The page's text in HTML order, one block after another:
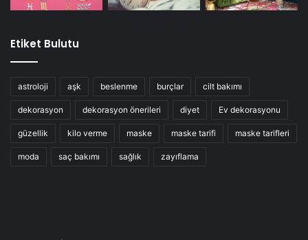
Etiket Bulutu
astroloji aşk beslenme burçlar cilt bakımı
dekorasyon dekorasyon önerileri diyet Ev dekorasyonu
güzellik kilo verme maske maske tarifi maske tarifleri
moda saç bakımı sağlık zayıflama